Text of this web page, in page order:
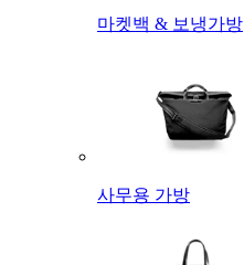
마켓백 & 보냉가방
사무용 가방